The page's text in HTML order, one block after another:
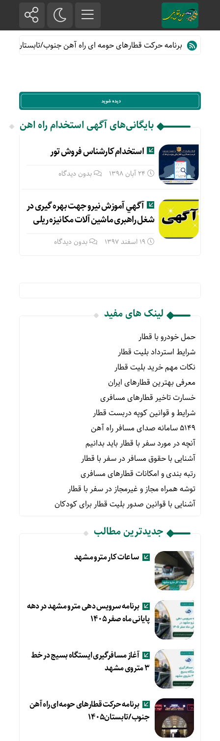
برنامه حرکت قطارهای حومه ای راه آهن جنوب/تابستان۱۴۰۵
بایگانی‌های آگهی استخدام راه اهن
استخدام کارشناس فروش تور
24 آبان 1398 بدون دیدگاه
آگهي آموزش نیرو جهت بهره گیری در
شغل راهبری ماشین آلات مکانیزه ریلی
19 اسفند 1397 بدون دیدگاه
لینک های مفید
حمل خودرو با قطار
شرایط استرداد بلیت قطار
نکات مهم خرید بلیت قطار
معرفی بهترین قطارهای ایران
خسارت تاخیر قطارهای مسافری
شرایط و قوانین کوپه دربست قطار
۵۱۴۹ سامانه صدای مسافر راه آهن
آنچه در مورد سفر با قطار باید بدانیم
آشنایی با حقوق مسافر در سفر با قطار
رتبه بندی و امکانات قطارهای مسافری
توشه همراه مجاز و غیرمجاز در سفر با قطار
آشنایی با قوانین صدور بلیت قطار برای کودکان
جدیدترین مطالب
ساعات کار مترو مشهد
برنامه سرویس دهی مترو مشهد در دهه
پایانی ماه صفر ۱۴۰۵
آغاز مسافرگیری ایستگاه بسیج در خط
۳ متروی مشهد
برنامه حرکت قطارهای حومه ای راه آهن
جنوب/تابستان۱۴۰۵